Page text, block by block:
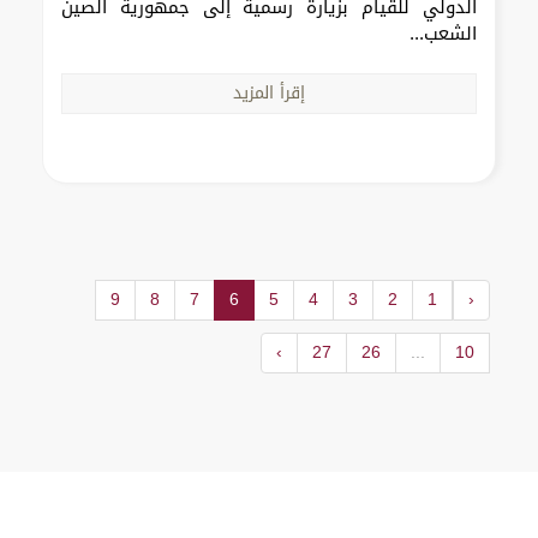
الدولي للقيام بزيارة رسمية إلى جمهورية الصين
الشعب...
إقرأ المزيد
‹
1
2
3
4
5
6
7
8
9
10
...
26
27
›